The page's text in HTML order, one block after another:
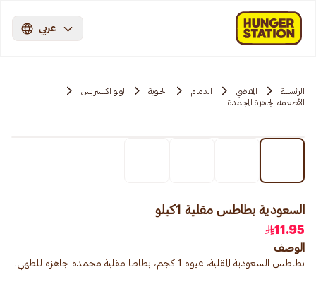
عربي
الرئيسية المقاضي الدمام الجلوية
لولو اكسبريس
الأطعمة الجاهزة المجمدة
السعودية بطاطس مقلية 1كيلو
11.95
الوصف
بطاطس السعودية المقلية، عبوة 1 كجم، بطاطا مقلية مجمدة جاهزة للطهي.